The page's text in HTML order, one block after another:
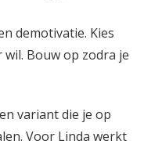
demotivatie. Kies
Bouw op zodra je
variant die je op
Voor Linda werkt